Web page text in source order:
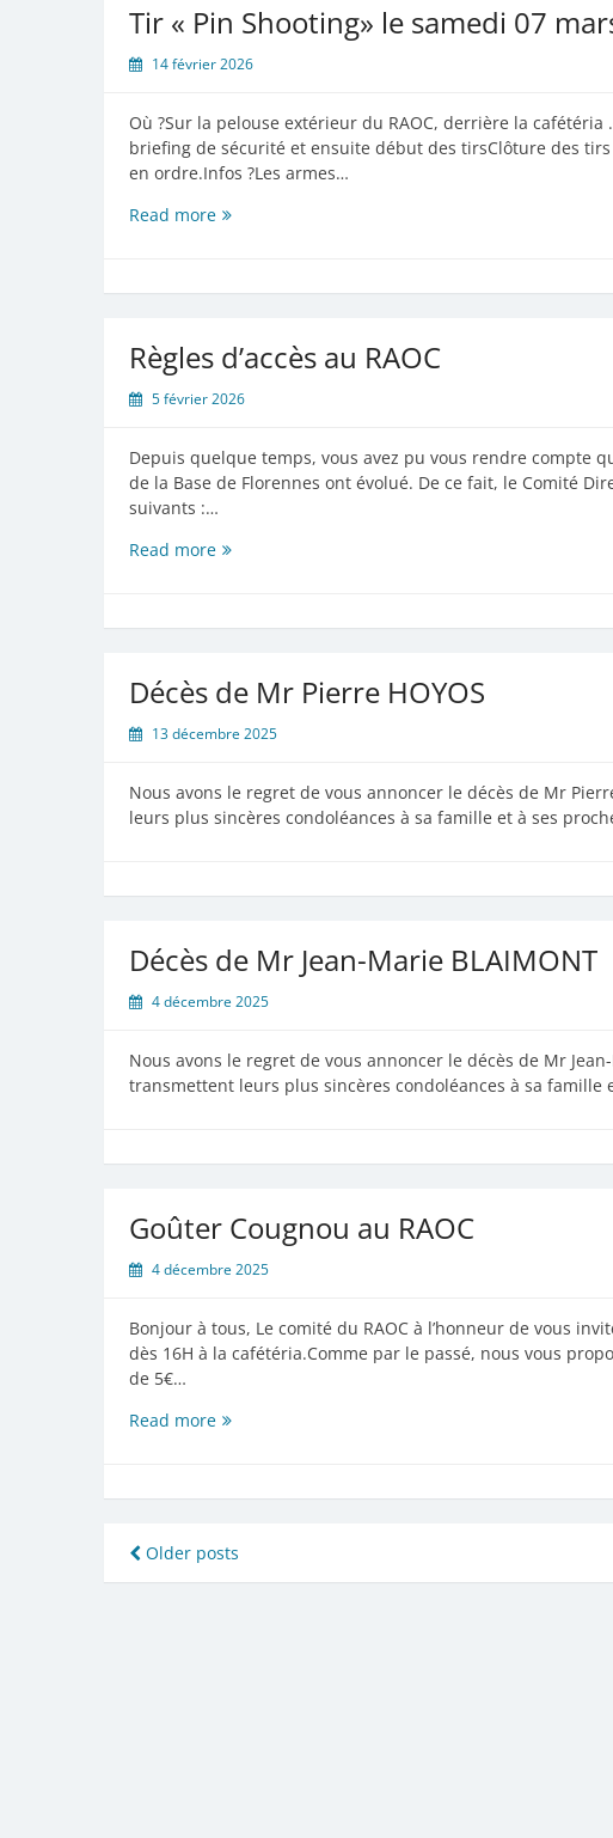
Tir « Pin Shooting» le samedi 07
14 février 2026
Où ?Sur la pelouse extérieur du RAOC, derrière la cafétéria
briefing de sécurité et ensuite début des tirsClôture des
en ordre.Infos ?Les armes…
Read moreTir
Shooting»
07
mars
Règles d’accès au RAOC
5 février 2026
Depuis quelque temps, vous avez pu vous rendre compte
de la Base de Florennes ont évolué. De ce fait, le Comité
suivants :…
Read moreRègles
RAOC
Décès de Mr Pierre HOYOS
13 décembre 2025
Nous avons le regret de vous annoncer le décès de Mr
leurs plus sincères condoléances à sa famille et à ses
Décès de Mr Jean-Marie BLAIMONT
4 décembre 2025
Nous avons le regret de vous annoncer le décès de Mr
transmettent leurs plus sincères condoléances à sa famille
Goûter Cougnou au RAOC
4 décembre 2025
Bonjour à tous, Le comité du RAOC à l’honneur de vous
dès 16H à la cafétéria.Comme par le passé, nous vous
de 5€…
Read moreGoûter
RAOC
Navigation
des
Older posts